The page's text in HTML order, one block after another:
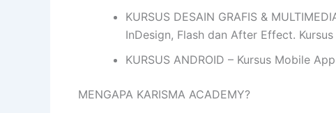
KURSUS DESAIN GRAFIS &
InDesign, Flash dan After Effect.
KURSUS ANDROID – Kursus Mobile
MENGAPA KARISMA ACADEMY?